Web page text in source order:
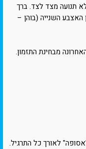
תנועה מצד לצד. ברך
האצבע השנייה (בוהן –
מבחינת התזמון.
לאורך כל התרגיל.